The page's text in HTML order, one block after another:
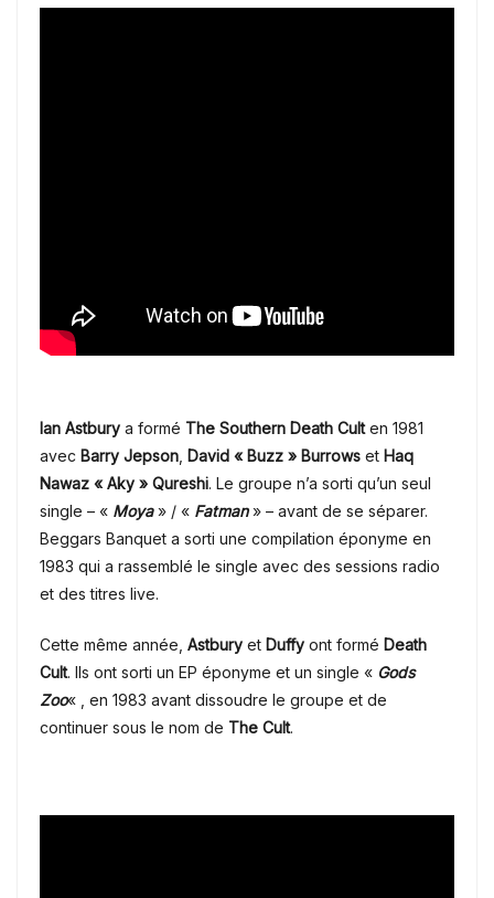
Ian Astbury a formé The Southern Death Culten 1981
avec Barry Jepson David « Buzz » Burrows et Haq
Nawaz « Aky » Qureshi. Le groupe n’a sorti qu’un seul
single – « Moya» / « Fatman» – avant de se séparer.
Beggars Banquet a sorti une compilation éponyme en
1983 qui a rassemblé le single avec des sessions radio
et des titres live.
Cette même année, Astbury et Duffy ont formé Death
Cult. Ils ont sorti un EP éponyme et un single « Gods
Zoo« , en 1983 avant dissoudre le groupe et de
continuer sous le nom de The Cult.